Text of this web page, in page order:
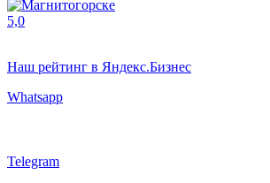
5,0
Наш рейтинг в Яндекс.Бизнес
Whatsapp
Telegram